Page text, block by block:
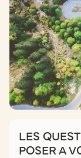
LES
POSER A